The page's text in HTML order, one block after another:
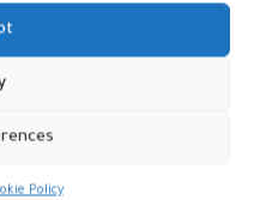
Policy
تمتلك ساعة أبل من
لمرتديها، وفي
بإرسال رسالة